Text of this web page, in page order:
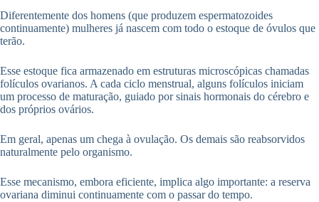
Diferentemente dos homens (que produzem espermatozoides
continuamente) mulheres já nascem com todo o estoque de óvulos que
terão.
Esse estoque fica armazenado em estruturas microscópicas chamadas
folículos ovarianos. A cada ciclo menstrual, alguns folículos iniciam
um processo de maturação, guiado por sinais hormonais do cérebro e
dos próprios ovários.
Em geral, apenas um chega à ovulação. Os demais são reabsorvidos
naturalmente pelo organismo.
Esse mecanismo, embora eficiente, implica algo importante: a reserva
ovariana diminui continuamente com o passar do tempo.